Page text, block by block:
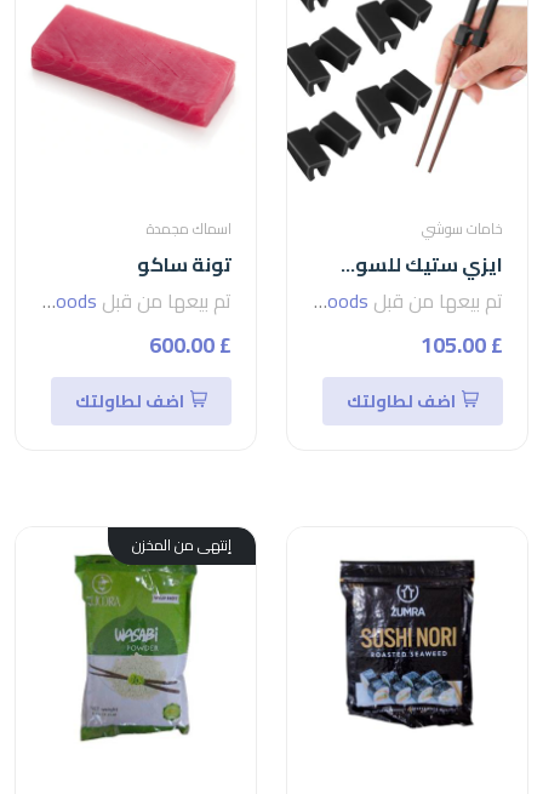
خامات سوشي
ايزي ستيك للسوشي-easy stick
تم بيعها من قبل seven foods
£ 105.00
اضف لطاولتك
اسماك مجمدة
تونة ساكو
تم بيعها من قبل seven foods
£ 600.00
اضف لطاولتك
إنتهى من المخزن